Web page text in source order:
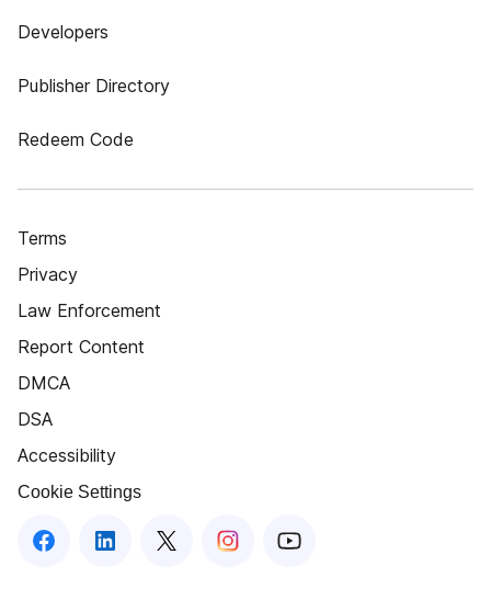
Developers
Publisher Directory
Redeem Code
Terms
Privacy
Law Enforcement
Report Content
DMCA
DSA
Accessibility
Cookie Settings